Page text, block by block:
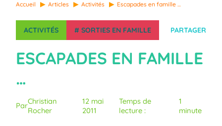
Accueil Articles Activités Escapades en famille …
ACTIVITÉS # SORTIES EN FAMILLE PARTAGER
ESCAPADES EN FAMILLE
…
ParChristian
Rocher
12 mai
2011
Temps de
lecture :
1
minute